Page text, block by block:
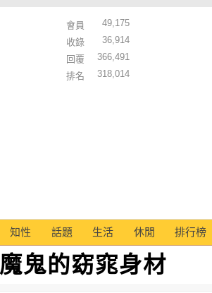
會員
49,175
收錄
36,914
回覆
366,491
排名
318,014
知性 話題 生活 休閒 排行榜
鬼的窈窕身材